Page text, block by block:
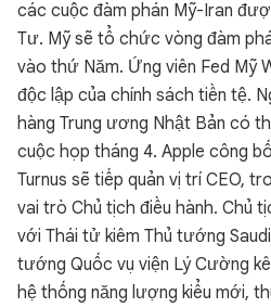
các cuộc đàm phán Mỹ-Iran
Tư. Mỹ sẽ tổ chức vòng đàm
vào thứ Năm. Ứng viên Fed Mỹ
độc lập của chính sách tiền tệ.
hàng Trung ương Nhật Bản có
cuộc họp tháng 4. Apple công
Turnus sẽ tiếp quản vị trí CEO,
vai trò Chủ tịch điều hành. Chủ
với Thái tử kiêm Thủ tướng
tướng Quốc vụ viện Lý Cường
hệ thống năng lượng kiểu mới,